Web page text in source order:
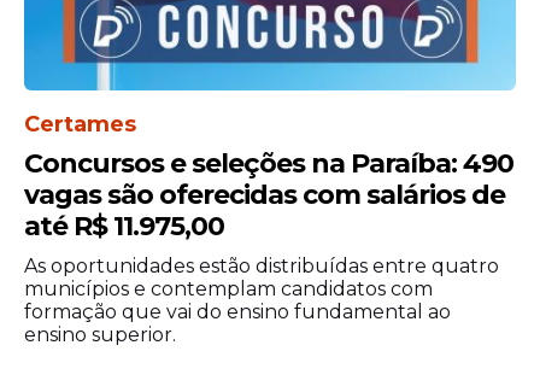
Certames
Concursos e seleções na Paraíba: 490
vagas são oferecidas com salários de
até R$ 11.975,00
As oportunidades estão distribuídas entre quatro
municípios e contemplam candidatos com
formação que vai do ensino fundamental ao
ensino superior.